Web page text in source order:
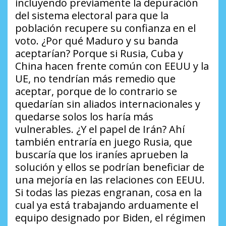
incluyendo previamente la depuración
del sistema electoral para que la
población recupere su confianza en el
voto. ¿Por qué Maduro y su banda
aceptarían? Porque si Rusia, Cuba y
China hacen frente común con EEUU y la
UE, no tendrían más remedio que
aceptar, porque de lo contrario se
quedarían sin aliados internacionales y
quedarse solos los haría más
vulnerables. ¿Y el papel de Irán?Ahí
también entraría en juego Rusia, que
buscaría que los iraníes aprueben la
solución y ellos se podrían beneficiar de
una mejoría en las relaciones con EEUU.
Si todas las piezas engranan, cosa en la
cual ya está trabajando arduamente el
equipo designado por Biden, el régimen